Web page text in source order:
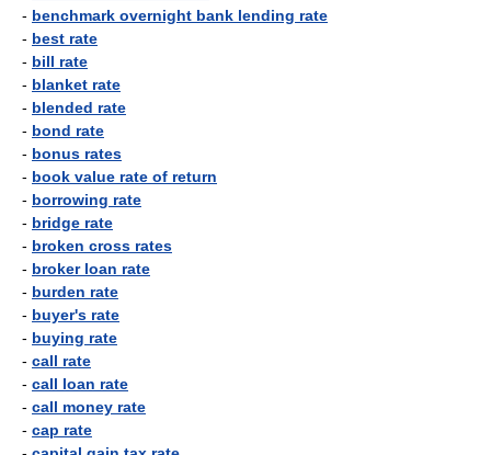
- benchmark overnight bank lending rate
- best rate
- bill rate
- blanket rate
- blended rate
- bond rate
- bonus rates
- book value rate of return
- borrowing rate
- bridge rate
- broken cross rates
- broker loan rate
- burden rate
- buyer's rate
- buying rate
- call rate
- call loan rate
- call money rate
- cap rate